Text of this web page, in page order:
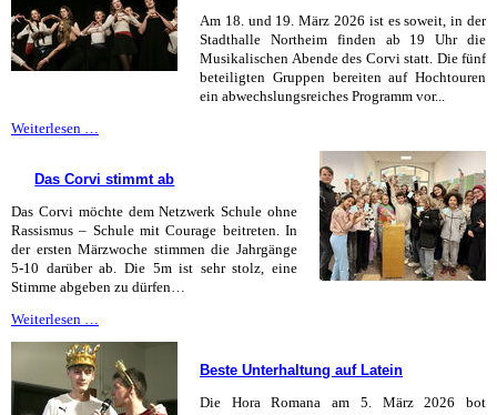
Schüler:innen
Am 18. und 19. März 2026 ist es soweit, in der
Stadthalle Northeim finden ab 19 Uhr die
Musikalischen Abende des Corvi statt. Die fünf
beteiligten Gruppen bereiten auf Hochtouren
ein abwechslungsreiches Programm vor...
Weiterlesen …
Das Corvi stimmt ab
Das Corvi möchte dem Netzwerk Schule ohne
Rassismus – Schule mit Courage beitreten. In
der ersten Märzwoche stimmen die Jahrgänge
5-10 darüber ab. Die 5m ist sehr stolz, eine
Stimme abgeben zu dürfen…
Weiterlesen …
stimmt
ab
Beste Unterhaltung auf Latein
Die Hora Romana am 5. März 2026 bot